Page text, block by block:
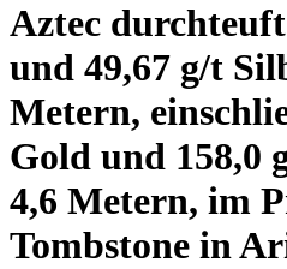
Aztec
und 49,67 g/t
Metern,
Gold und 158,0
4,6 Metern, im
Tombstone in